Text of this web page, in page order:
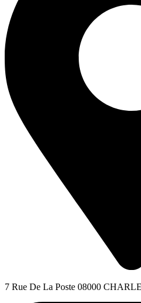
7 Rue De La Poste 08000